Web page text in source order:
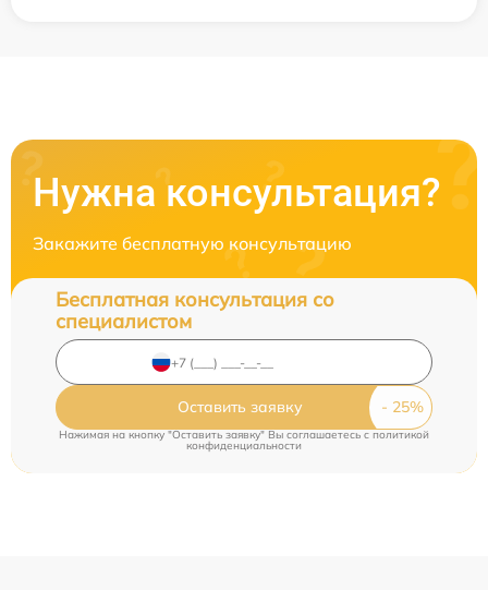
Нужна консультация?
Закажите бесплатную консультацию
Бесплатная консультация со
специалистом
Оставить заявку
Нажимая на кнопку "Оставить заявку" Вы соглашаетесь c политикой
конфиденциальности